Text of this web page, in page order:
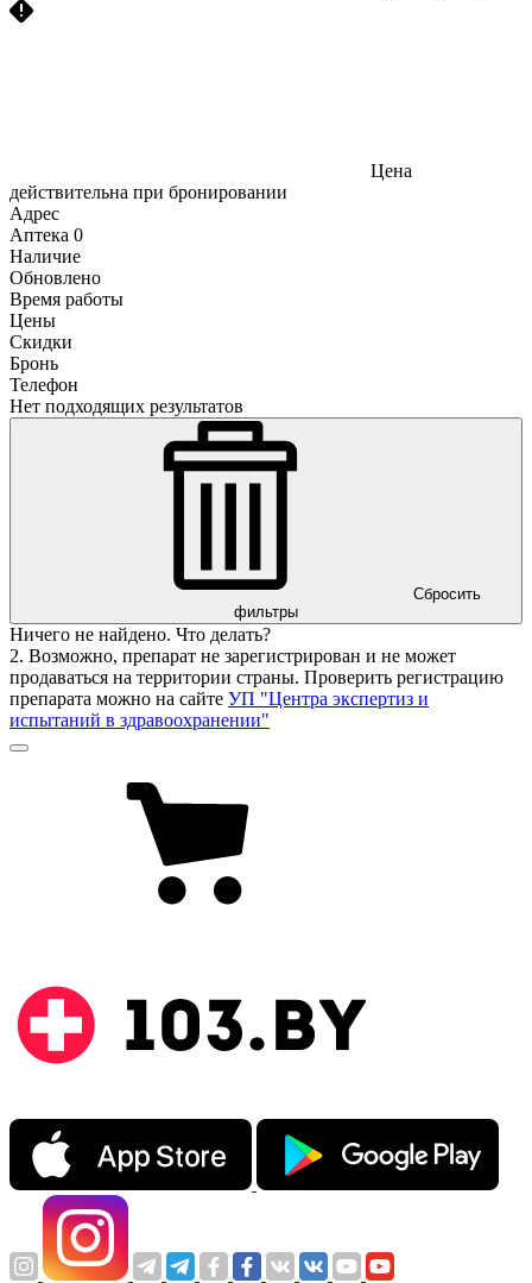
Цена
действительна при бронировании
Адрес
Аптека 0
Наличие
Обновлено
Время работы
Цены
Скидки
Бронь
Телефон
Нет подходящих результатов
Сбросить
фильтры
Ничего не найдено. Что делать?
2. Возможно, препарат не зарегистрирован и не может
продаваться на территории страны. Проверить регистрацию
препарата можно на сайте УП "Центра экспертиз и
испытаний в здравоохранении"